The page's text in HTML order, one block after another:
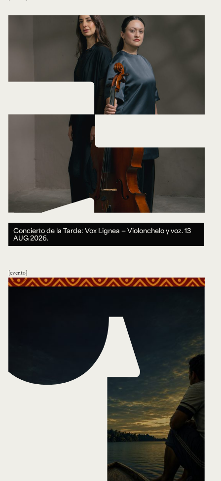
Concierto de la Tarde: Vox Lignea — Violonchelo y voz.13
AUG 2026.
evento